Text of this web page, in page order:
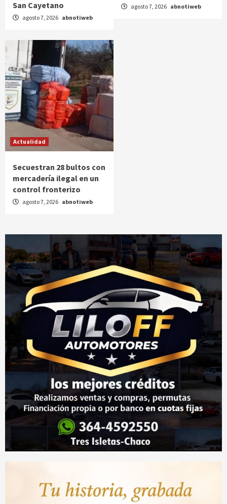
San Cayetano
agosto 7, 2026 abnotiweb
agosto 7, 2026 abnotiweb
Actualidad
Secuestran 28 bultos con
mercadería ilegal en un
control fronterizo
agosto 7, 2026 abnotiweb